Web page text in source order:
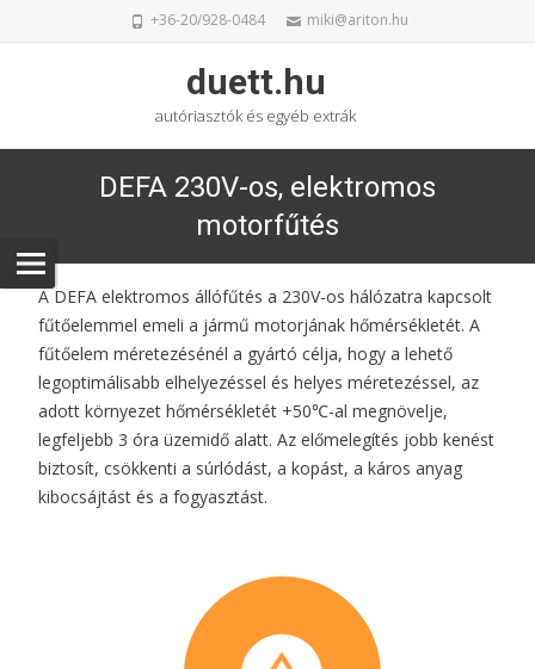
+36-20/928-0484 miki@ariton.hu
duett.hu
autóriasztók és egyéb extrák
DEFA 230V-os, elektromos
motorfűtés
A DEFA elektromos állófűtés a 230V-os hálózatra kapcsolt
fűtőelemmel emeli a jármű motorjának hőmérsékletét. A
fűtőelem méretezésénél a gyártó célja, hogy a lehető
legoptimálisabb elhelyezéssel és helyes méretezéssel, az
adott környezet hőmérsékletét +50℃-al megnövelje,
legfeljebb 3 óra üzemidő alatt. Az előmelegítés jobb kenést
biztosít, csökkenti a súrlódást, a kopást, a káros anyag
kibocsájtást és a fogyasztást.